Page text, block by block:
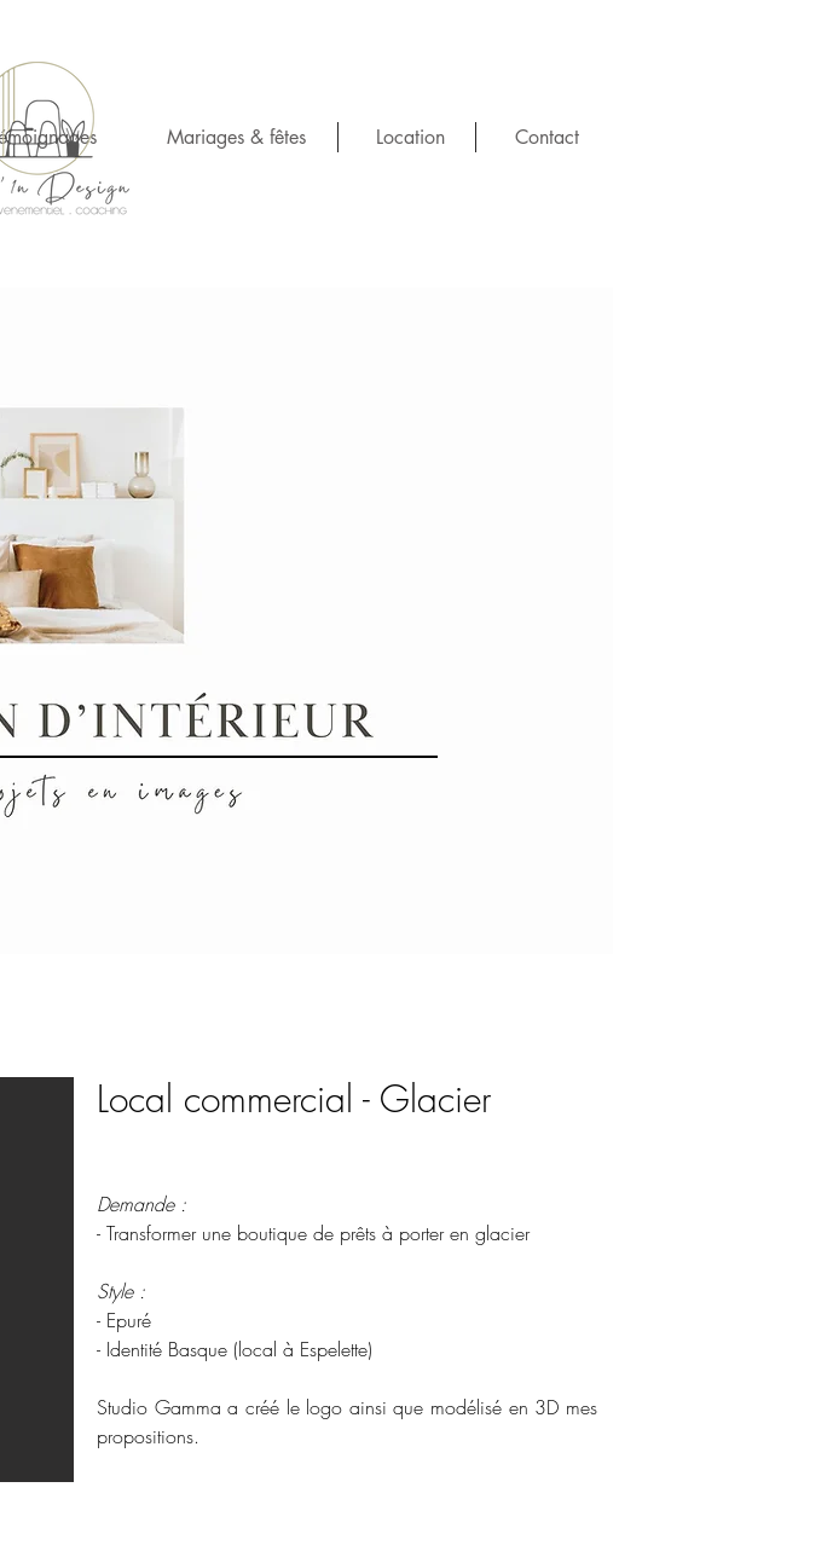
Mariages & fêtes Location Contact
Local commercial - Glacier
Demande :
- Transformer une boutique de prêts à porter en glacier
Style :
- Epuré
- Identité Basque (local à Espelette)
Studio Gamma a créé le logo ainsi que modélisé en 3D mes
propositions.